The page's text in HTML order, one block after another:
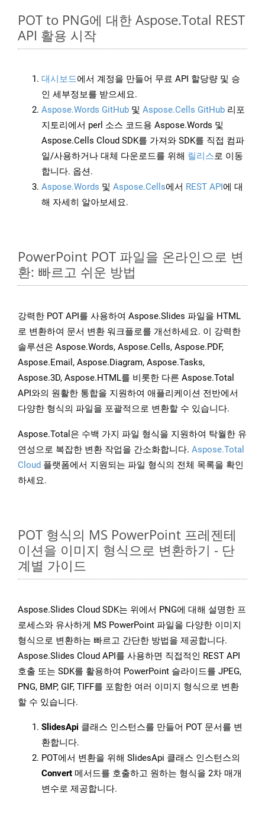
POT to PNG에 대한 Aspose.Total REST
API 활용 시작
대시보드에서 계정을 만들어 무료 API 할당량 및 승
인 세부정보를 받으세요.
Aspose.Words GitHub 및 Aspose.Cells GitHub 리포
지토리에서 perl 소스 코드용 Aspose.Words 및
Aspose.Cells Cloud SDK를 가져와 SDK를 직접 컴파
일/사용하거나 대체 다운로드를 위해 릴리스로 이동
합니다. 옵션.
Aspose.Words 및 Aspose.Cells에서 REST API에 대
해 자세히 알아보세요.
PowerPoint POT 파일을 온라인으로 변
환: 빠르고 쉬운 방법
강력한 POT API를 사용하여 Aspose.Slides 파일을 HTML
로 변환하여 문서 변환 워크플로를 개선하세요. 이 강력한
솔루션은 Aspose.Words, Aspose.Cells, Aspose.PDF,
Aspose.Email, Aspose.Diagram, Aspose.Tasks,
Aspose.3D, Aspose.HTML를 비롯한 다른 Aspose.Total
API와의 원활한 통합을 지원하여 애플리케이션 전반에서
다양한 형식의 파일을 포괄적으로 변환할 수 있습니다.
Aspose.Total은 수백 가지 파일 형식을 지원하여 탁월한 유
연성으로 복잡한 변환 작업을 간소화합니다. Aspose.Total
Cloud 플랫폼에서 지원되는 파일 형식의 전체 목록을 확인
하세요.
POT 형식의 MS PowerPoint 프레젠테
이션을 이미지 형식으로 변환하기 - 단
계별 가이드
Aspose.Slides Cloud SDK는 위에서 PNG에 대해 설명한 프
로세스와 유사하게 MS PowerPoint 파일을 다양한 이미지
형식으로 변환하는 빠르고 간단한 방법을 제공합니다.
Aspose.Slides Cloud API를 사용하면 직접적인 REST API
호출 또는 SDK를 활용하여 PowerPoint 슬라이드를 JPEG,
PNG, BMP, GIF, TIFF를 포함한 여러 이미지 형식으로 변환
할 수 있습니다.
SlidesApi 클래스 인스턴스를 만들어 POT 문서를 변
환합니다.
POT에서 변환을 위해 SlidesApi 클래스 인스턴스의
Convert 메서드를 호출하고 원하는 형식을 2차 매개
변수로 제공합니다.